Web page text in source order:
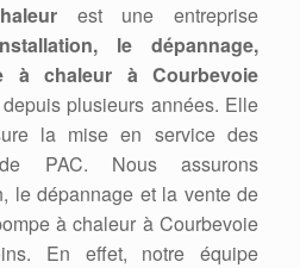
est une entreprise
le dépannage,
à chaleur à Courbevoie
plusieurs années. Elle
la mise en service des
PAC. Nous assurons
le dépannage et la vente de
à chaleur à Courbevoie
En effet, notre équipe